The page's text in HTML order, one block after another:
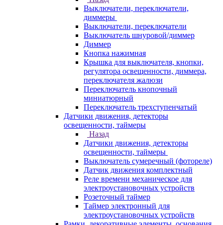
Выключатели, переключатели,
диммеры
Выключатели, переключатели
Выключатель шнуровой/диммер
Диммер
Кнопка нажимная
Крышка для выключателя, кнопки,
регулятора освещенности, диммера,
переключателя жалюзи
Переключатель кнопочный
миниатюрный
Переключатель трехступенчатый
Датчики движения, детекторы
освещенности, таймеры
Назад
Датчики движения, детекторы
освещенности, таймеры
Выключатель сумеречный (фотореле)
Датчик движения комплектный
Реле времени механическое для
электроустановочных устройств
Розеточный таймер
Таймер электронный для
электроустановочных устройств